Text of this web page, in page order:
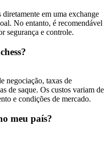
USDT
em uma exchange
No entanto, é recomendável
segurança e controle.
negociação, taxas de
de saque. Os custos variam de
e condições de mercado.
meu país?